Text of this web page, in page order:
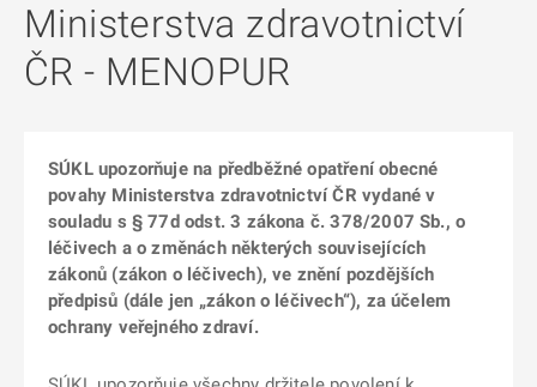
Ministerstva zdravotnictví
ČR - MENOPUR
SÚKL upozorňuje na předběžné opatření obecné
povahy Ministerstva zdravotnictví ČR vydané v
souladu s § 77d odst. 3 zákona č. 378/2007 Sb., o
léčivech a o změnách některých souvisejících
zákonů (zákon o léčivech), ve znění pozdějších
předpisů (dále jen „zákon o léčivech“), za účelem
ochrany veřejného zdraví.